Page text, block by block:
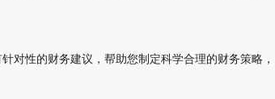
性的财务建议，帮助您制定科学合理的财务策略，